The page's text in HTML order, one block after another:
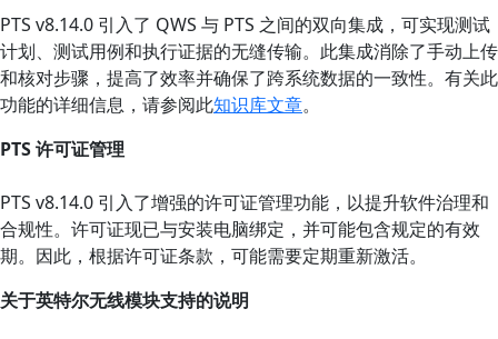
PTS v8.14.0 引入了 QWS 与 PTS 之间的双向集成，可实现测试
计划、测试用例和执行证据的无缝传输。此集成消除了手动上传
和核对步骤，提高了效率并确保了跨系统数据的一致性。有关此
功能的详细信息，请参阅此知识库文章。
PTS 许可证管理
PTS v8.14.0 引入了增强的许可证管理功能，以提升软件治理和
合规性。许可证现已与安装电脑绑定，并可能包含规定的有效
期。因此，根据许可证条款，可能需要定期重新激活。
关于英特尔无线模块支持的说明